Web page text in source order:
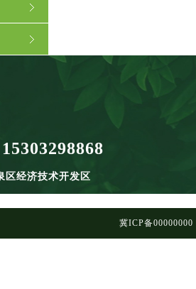
区经济技术开发区
冀ICP备00000000